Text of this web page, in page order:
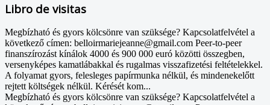
Libro de visitas
Megbízható és gyors kölcsönre van szüksége? Kapcsolatfelvétel a
következő címen: belloirmariejeanne@gmail.com Peer-to-peer
finanszírozást kínálok 4000 és 900 000 euró közötti összegben,
versenyképes kamatlábakkal és rugalmas visszafizetési feltételekkel.
A folyamat gyors, felesleges papírmunka nélkül, és mindenekelőtt
rejtett költségek nélkül. Kérését kom...
Megbízható és gyors kölcsönre van szüksége? Kapcsolatfelvétel a